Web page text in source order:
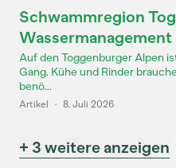
Schwammregion
Wassermanagement
Auf den Toggenburger Alpen
Gang. Kühe und Rinder
benö...
Artikel · 8. Juli 2026
+ 3 weitere anzeigen